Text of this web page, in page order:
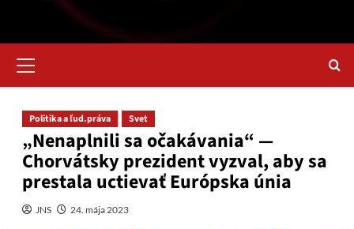
Menu
Politika a ľud.práva Svet
„Nenaplnili sa očakávania“ —
Chorvátsky prezident vyzval, aby sa
prestala uctievať Európska únia
JNS 24. mája 2023